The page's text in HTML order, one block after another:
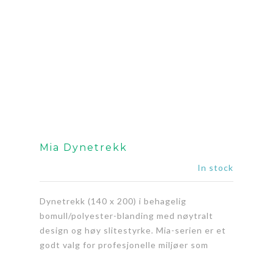
Mia Dynetrekk
In stock
Dynetrekk (140 x 200) i behagelig
bomull/polyester-blanding med nøytralt
design og høy slitestyrke. Mia-serien er et
godt valg for profesjonelle miljøer som